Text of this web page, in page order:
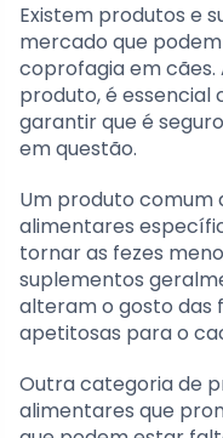
Existem produtos e
mercado que
coprofagia em cães.
produto, é
garantir que é
em questão.
Um produto comum
alimentares
tornar as fezes
suplementos
alteram o gosto das
apetitosas para o
Outra categoria de
alimentares que